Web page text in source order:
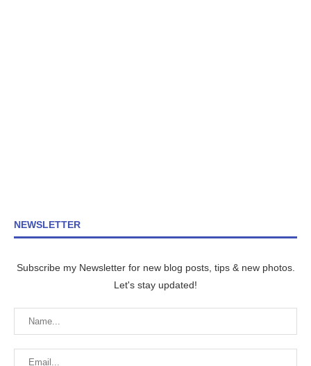
NEWSLETTER
Subscribe my Newsletter for new blog posts, tips & new photos.
Let's stay updated!